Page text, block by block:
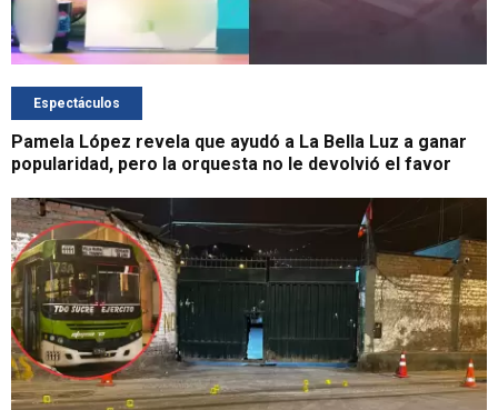
Espectáculos
Pamela López revela que ayudó a La Bella Luz a ganar
popularidad, pero la orquesta no le devolvió el favor